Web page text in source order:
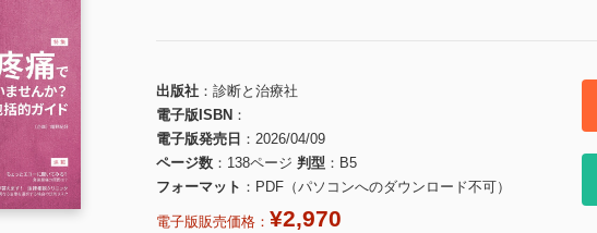
出版社
診断と治療社
電子版ISBN
電子版発売日
2026/04/09
ページ数
138ページ 判型
B5
フォーマット
PDF（パソコンへのダウンロード不可）
電子版販売価格： ¥2,970